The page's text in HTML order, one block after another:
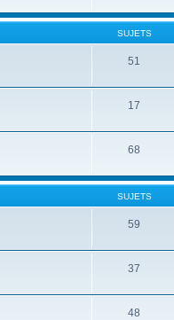
SUJETS
51
17
68
SUJETS
59
37
48